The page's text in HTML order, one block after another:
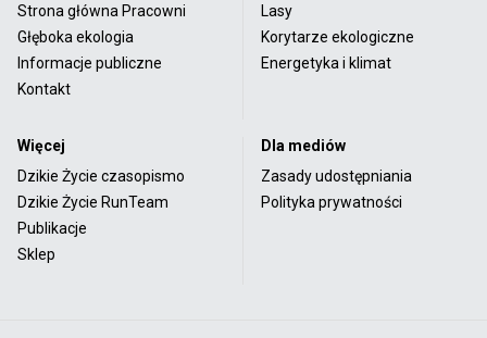
Strona główna Pracowni
Głęboka ekologia
Informacje publiczne
Kontakt
Lasy
Korytarze ekologiczne
Energetyka i klimat
Więcej
Dzikie Życie czasopismo
Dzikie Życie RunTeam
Publikacje
Sklep
Dla mediów
Zasady udostępniania
Polityka prywatności